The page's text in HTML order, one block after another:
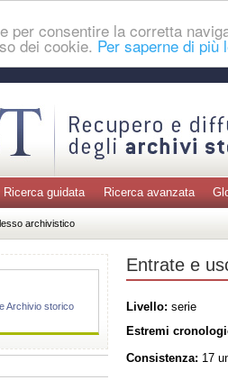
per consentire la corretta
dei cookie. Per saperne di più
Ricerca guidata Ricerca avanzata
archivistico
Archivio storico
Entrate e
Livello: serie
Estremi
Consistenza: 17